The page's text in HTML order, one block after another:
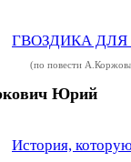
ГВОЗДИКА
(по повести
Юрий
История,